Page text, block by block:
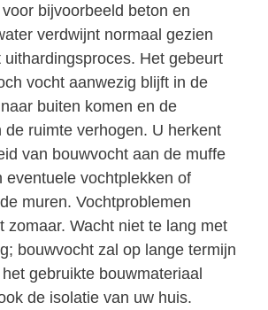
bijvoorbeeld beton en
verdwijnt normaal gezien
Het gebeurt
vocht aanwezig blijft in de
buiten komen en de
de ruimte verhogen. U herkent
van bouwvocht aan de muffe
eventuele vochtplekken of
muren. Vochtproblemen
zomaar. Wacht niet te lang met
bouwvocht zal op lange termijn
gebruikte bouwmateriaal
de isolatie van uw huis.